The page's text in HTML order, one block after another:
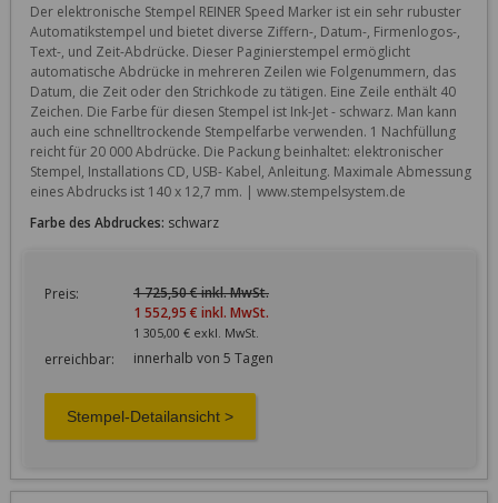
Der elektronische Stempel REINER Speed Marker ist ein sehr rubuster
Automatikstempel und bietet diverse Ziffern-, Datum-, Firmenlogos-,
Text-, und Zeit-Abdrücke. Dieser Paginierstempel ermöglicht
automatische Abdrücke in mehreren Zeilen wie Folgenummern, das
Datum, die Zeit oder den Strichkode zu tätigen. Eine Zeile enthält 40
Zeichen. Die Farbe für diesen Stempel ist Ink-Jet - schwarz. Man kann
auch eine schnelltrockende Stempelfarbe verwenden. 1 Nachfüllung
reicht für 20 000 Abdrücke. Die Packung beinhaltet: elektronischer
Stempel, Installations CD, USB- Kabel, Anleitung. Maximale Abmessung
eines Abdrucks ist 140 x 12,7 mm. | www.stempelsystem.de
Farbe des Abdruckes: schwarz
Preis:
1 725,50 € inkl. MwSt.
1 552,95 € inkl. MwSt.
1 305,00 € exkl. MwSt.
erreichbar: innerhalb von 5 Tagen